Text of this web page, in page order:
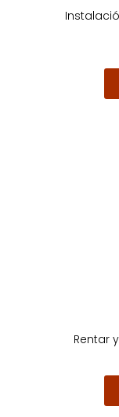
Rentar